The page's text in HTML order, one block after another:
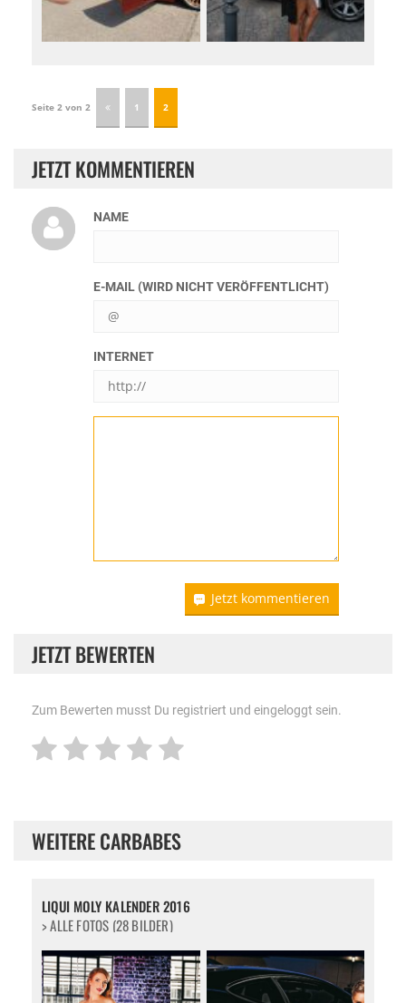
Seite 2 von 2 1 2
JETZT KOMMENTIEREN
NAME
E-MAIL (WIRD NICHT VERÖFFENTLICHT)
INTERNET
Jetzt kommentieren
JETZT BEWERTEN
Zum Bewerten musst Du registriert und eingeloggt sein.
WEITERE CARBABES
LIQUI MOLY KALENDER 2016
> ALLE FOTOS (28 BILDER)